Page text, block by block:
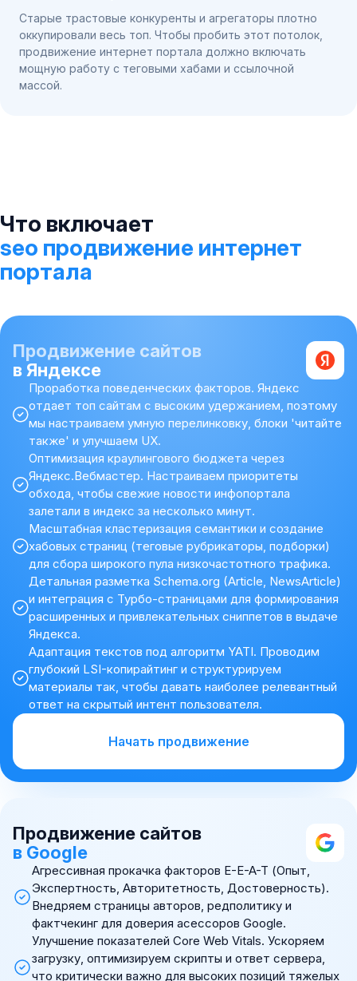
Старые трастовые конкуренты и агрегаторы плотно
оккупировали весь топ. Чтобы пробить этот потолок,
продвижение интернет портала должно включать
мощную работу с теговыми хабами и ссылочной
массой.
Что включает
seo продвижение интернет
портала
Продвижение сайтов
в Яндексе
Проработка поведенческих факторов. Яндекс
отдает топ сайтам с высоким удержанием, поэтому
мы настраиваем умную перелинковку, блоки 'читайте
также' и улучшаем UX.
Оптимизация краулингового бюджета через
Яндекс.Вебмастер. Настраиваем приоритеты
обхода, чтобы свежие новости инфопортала
залетали в индекс за несколько минут.
Масштабная кластеризация семантики и создание
хабовых страниц (теговые рубрикаторы, подборки)
для сбора широкого пула низкочастотного трафика.
Детальная разметка Schema.org (Article, NewsArticle)
и интеграция с Турбо-страницами для формирования
расширенных и привлекательных сниппетов в выдаче
Яндекса.
Адаптация текстов под алгоритм YATI. Проводим
глубокий LSI-копирайтинг и структурируем
материалы так, чтобы давать наиболее релевантный
ответ на скрытый интент пользователя.
Начать продвижение
Продвижение сайтов
в Google
Агрессивная прокачка факторов E-E-A-T (Опыт,
Экспертность, Авторитетность, Достоверность).
Внедряем страницы авторов, редполитику и
фактчекинг для доверия асессоров Google.
Улучшение показателей Core Web Vitals. Ускоряем
загрузку, оптимизируем скрипты и ответ сервера,
что критически важно для высоких позиций тяжелых